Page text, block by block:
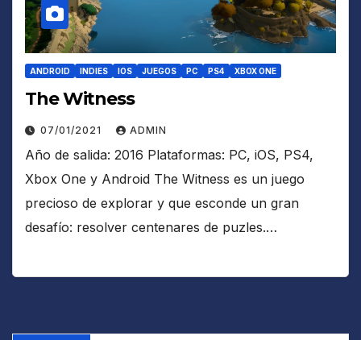
ANDROID INDIES IOS JUEGOS PC PS4 XBOX ONE
The Witness
07/01/2021 ADMIN
Año de salida: 2016 Plataformas: PC, iOS, PS4,
Xbox One y Android The Witness es un juego
precioso de explorar y que esconde un gran
desafío: resolver centenares de puzles.…